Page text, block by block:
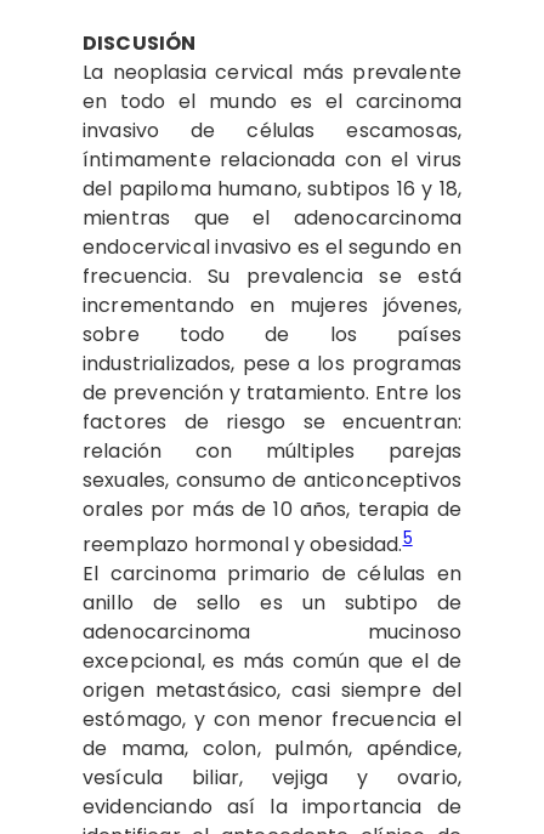
DISCUSIÓN
La neoplasia cervical más prevalente
en todo el mundo es el carcinoma
invasivo de células escamosas,
íntimamente relacionada con el virus
del papiloma humano, subtipos 16 y 18,
mientras que el adenocarcinoma
endocervical invasivo es el segundo en
frecuencia. Su prevalencia se está
incrementando en mujeres jóvenes,
sobre todo de los países
industrializados, pese a los programas
de prevención y tratamiento. Entre los
factores de riesgo se encuentran:
relación con múltiples parejas
sexuales, consumo de anticonceptivos
orales por más de 10 años, terapia de
reemplazo hormonal y obesidad.5
El carcinoma primario de células en
anillo de sello es un subtipo de
adenocarcinoma mucinoso
excepcional, es más común que el de
origen metastásico, casi siempre del
estómago, y con menor frecuencia el
de mama, colon, pulmón, apéndice,
vesícula biliar, vejiga y ovario,
evidenciando así la importancia de